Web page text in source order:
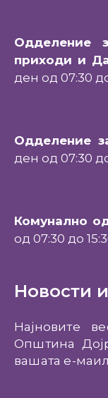
Одделение
приходи и
ден од 07:30
Одделение
ден од 07:30
Комунално
од 07:30 до
Новости
Најновите
Општина
вашата е-